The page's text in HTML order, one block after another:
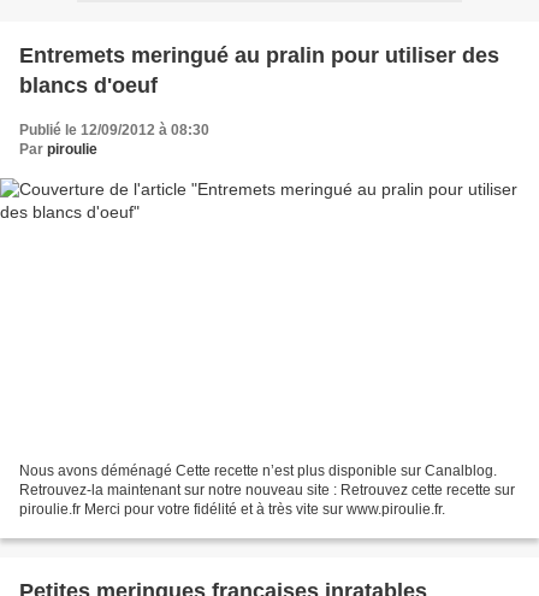
Entremets meringué au pralin pour utiliser des
blancs d'oeuf
Publié le 12/09/2012 à 08:30
Par piroulie
Nous avons déménagé Cette recette n’est plus disponible sur Canalblog.
Retrouvez-la maintenant sur notre nouveau site : Retrouvez cette recette sur
piroulie.fr Merci pour votre fidélité et à très vite sur www.piroulie.fr.